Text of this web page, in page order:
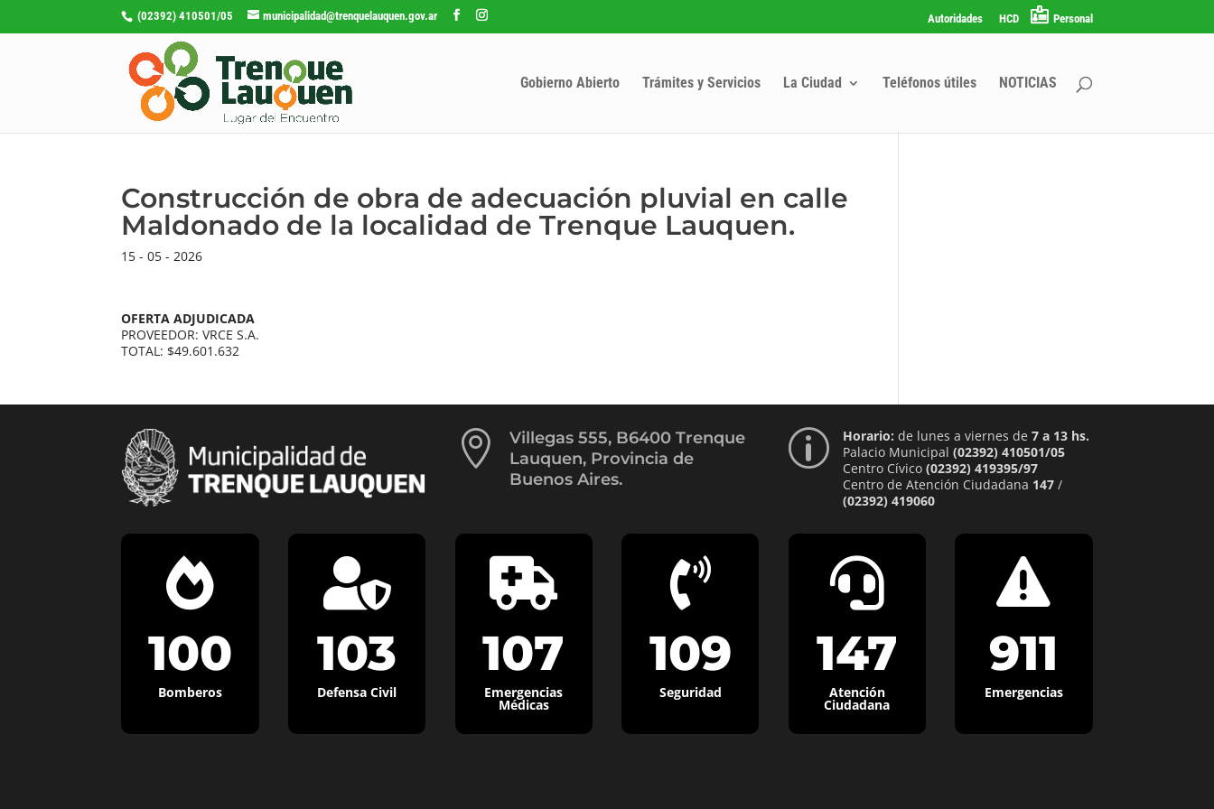
(02392) 410501/05 municipalidad@trenquelauquen.gov.ar Autoridades HCD Personal
Gobierno Abierto Trámites y Servicios La Ciudad Teléfonos útiles NOTICIAS
Construcción de obra de adecuación pluvial en calle
Maldonado de la localidad de Trenque Lauquen.
15 - 05 - 2026
OFERTA ADJUDICADA
PROVEEDOR: VRCE S.A.
TOTAL: $49.601.632

Villegas 555, B6400 Trenque
Lauquen, Provincia de
Buenos Aires.
p Horario: de lunes a viernes de 7 a 13 hs.
Palacio Municipal (02392) 410501/05
Centro Cívico (02392) 419395/97
Centro de Atención Ciudadana 147/
(02392) 419060

100
Bomberos

103
Defensa Civil

107
Emergencias
Médicas

109
Seguridad

147
Atención
Ciudadana

911
Emergencias